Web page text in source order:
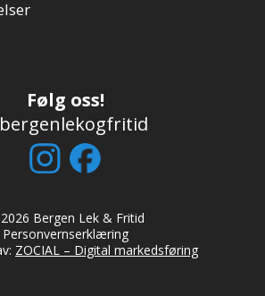
Følg oss!
Bergen Lek & Fritid
Personvernserklæring
ZOCIAL – Digital markedsføring